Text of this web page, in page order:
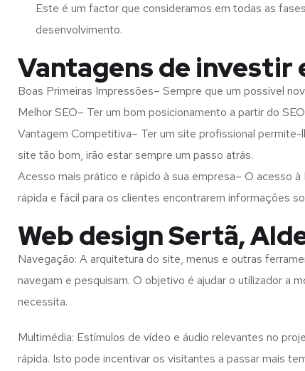
Este é um factor que consideramos em todas as
desenvolvimento.
Vantagens de investir
Boas Primeiras Impressões– Sempre que um possível
Melhor SEO– Ter um bom posicionamento a partir do
Vantagem Competitiva– Ter um site profissional
site tão bom, irão estar sempre um passo atrás.
Acesso mais prático e rápido à sua empresa– O acesso
rápida e fácil para os clientes encontrarem informações
Web design Sertã,
Navegação: A arquitetura do site, menus e outras
navegam e pesquisam. O objetivo é ajudar o utilizador a
necessita.
Multimédia: Estímulos de vídeo e áudio relevantes no
rápida. Isto pode incentivar os visitantes a passar mais